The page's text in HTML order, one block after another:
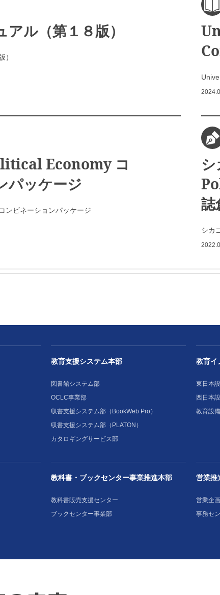
ル（第１８版）
）
Economy コ
パッケージ
ンビネーションパッケージ
誌
シカ
教育支援システム本部
図書館システム部
OCLC事業部
収書支援システム部（BookWeb Pro）
収書支援システム部（PLATON）
カタロギングサービス部
教育イ
東日本
西日本
教育設
教科書・ブックセンター事業推進本部
教科書販売支援センター
ブックセンター事業部
営業推
営業企
事務セ